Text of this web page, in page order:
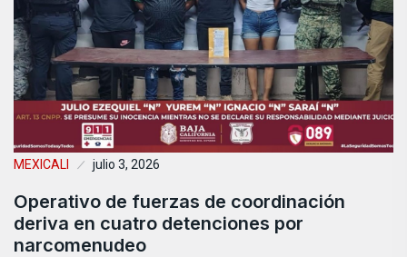
MEXICALI julio 3, 2026
Operativo de fuerzas de coordinación
deriva en cuatro detenciones por
narcomenudeo